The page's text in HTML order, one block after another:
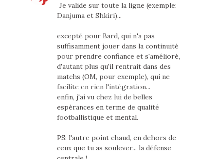
Je valide sur toute la ligne (exemple:
Danjuma et Shkiri)...
excepté pour Bard, qui n'a pas
suffisamment jouer dans la continuité
pour prendre confiance et s'amélioré,
d'autant plus qu'il rentrait dans des
matchs (OM, pour exemple), qui ne
facilite en rien l'intégration...
enfin, j'ai vu chez lui de belles
espérances en terme de qualité
footballistique et mental.
PS: l'autre point chaud, en dehors de
ceux que tu as soulever... la défense